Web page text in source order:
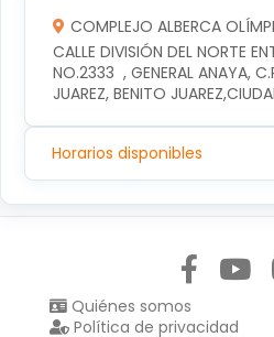
COMPLEJO ALBERCA
CALLE DIVISIÓN DEL NORTE
NO.2333  , GENERAL ANAYA,
JUAREZ, BENITO
Horarios disponibles
Quiénes somos
Política de privacidad